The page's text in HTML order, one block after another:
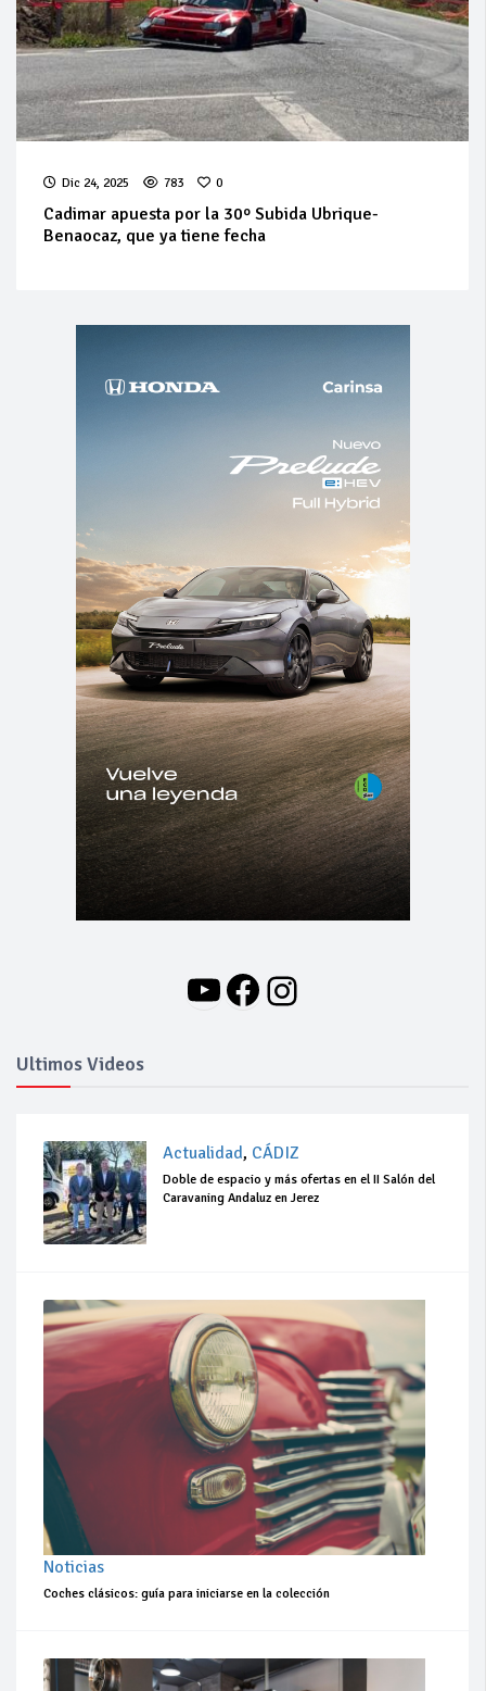
Dic 24, 2025 783 0
Cadimar apuesta por la 30º Subida Ubrique-
Benaocaz, que ya tiene fecha
YouTube
Facebook
Instagram
Ultimos Videos
Actualidad, CÁDIZ
Doble de espacio y más ofertas en el II Salón del
Caravaning Andaluz en Jerez
Noticias
Coches clásicos: guía para iniciarse en la colección